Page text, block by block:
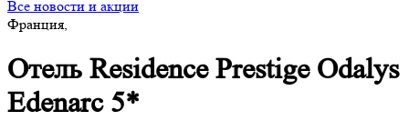
Все новости и акции
Франция,
Отель Residence Prestige Odalys
Edenarc 5*